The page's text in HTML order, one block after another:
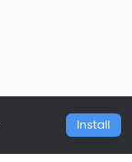
Install